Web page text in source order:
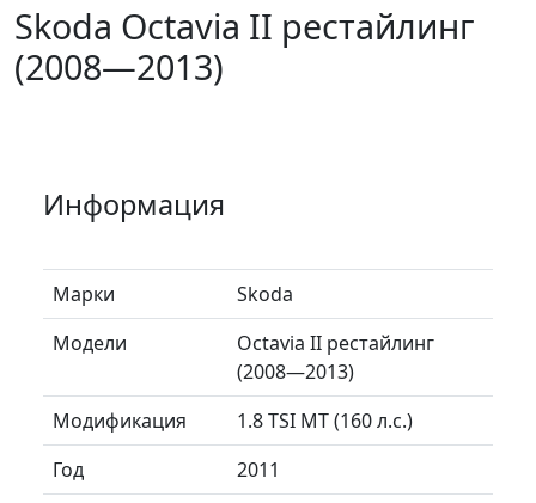
Skoda Octavia II рестайлинг
(2008—2013)
Информация
Марки
Skoda
Модели
Octavia II рестайлинг
(2008—2013)
Модификация
1.8 TSI MT (160 л.с.)
Год
2011